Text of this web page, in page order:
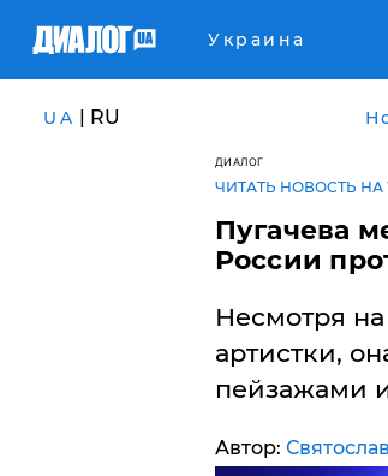
Украина
UA | RU
ДИАЛОГ
ЧИТАТЬ НОВОСТЬ
Пугачева
России
Несмотря
артистки,
пейзажами
Автор: